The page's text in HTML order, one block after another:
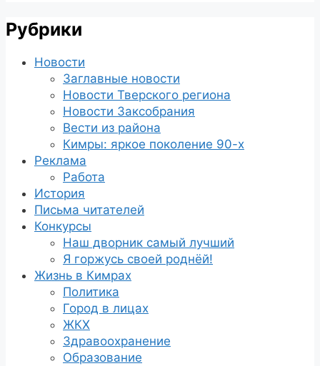
Рубрики
Новости
Заглавные новости
Новости Тверского региона
Новости Заксобрания
Вести из района
Кимры: яркое поколение 90-х
Реклама
Работа
История
Письма читателей
Конкурсы
Наш дворник самый лучший
Я горжусь своей роднёй!
Жизнь в Кимрах
Политика
Город в лицах
ЖКХ
Здравоохранение
Образование